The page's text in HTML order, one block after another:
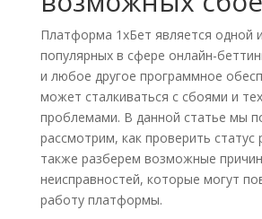
Платформа 1хБет является одной
популярных в сфере онлайн-
и любое другое программное
может сталкиваться с сбоями и
проблемами. В данной статье мы
рассмотрим, как проверить статус
также разберем возможные
неисправностей, которые могут
работу платформы.